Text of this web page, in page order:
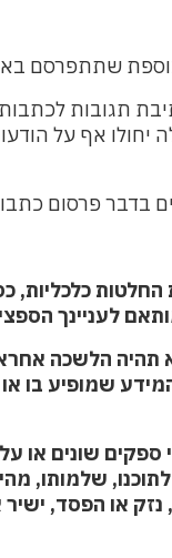
נוספת שתתפרסם
תגובות
יחולו אף על
בדבר פרסום
לעניינך
הלשכה
בו או
ספקים שונים או
שלמותו,
או הפסד,